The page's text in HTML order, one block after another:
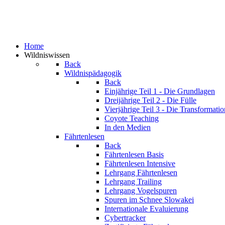
Home
Wildniswissen
Back
Wildnispädagogik
Back
Einjährige Teil 1 - Die Grundlagen
Dreijährige Teil 2 - Die Fülle
Vierjährige Teil 3 - Die
Coyote Teaching
In den Medien
Fährtenlesen
Back
Fährtenlesen Basis
Fährtenlesen Intensive
Lehrgang Fährtenlesen
Lehrgang Trailing
Lehrgang Vogelspuren
Spuren im Schnee Slowakei
Internationale Evaluierung
Cybertracker